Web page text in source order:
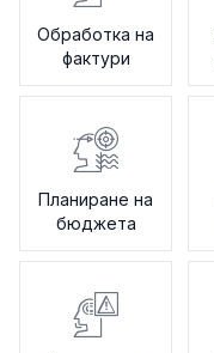
Обработка на
фактури
Планиране на
бюджета